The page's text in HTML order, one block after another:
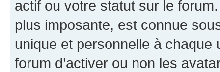
actif ou votre statut sur le
plus imposante, est connue
unique et personnelle à chaque
forum d’activer ou non les